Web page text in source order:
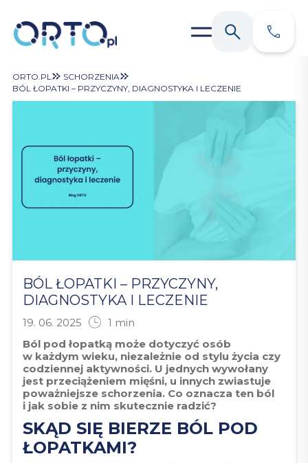
ORTO.PL
SCHORZENIA
BÓL ŁOPATKI – PRZYCZYNY, DIAGNOSTYKA I LECZENIE
BÓL ŁOPATKI – PRZYCZYNY,
DIAGNOSTYKA I LECZENIE
19. 06. 2025 1 min
Ból pod łopatką może dotyczyć osób
w każdym wieku, niezależnie od stylu życia czy
codziennej aktywności. U jednych wywołany
jest przeciążeniem mięśni, u innych zwiastuje
poważniejsze schorzenia. Co oznacza ten ból
i jak sobie z nim skutecznie radzić?
SKĄD SIĘ BIERZE BÓL POD
ŁOPATKAMI?